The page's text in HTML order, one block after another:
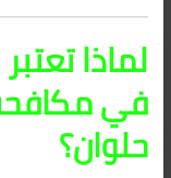
لماذا
في
حلوان؟